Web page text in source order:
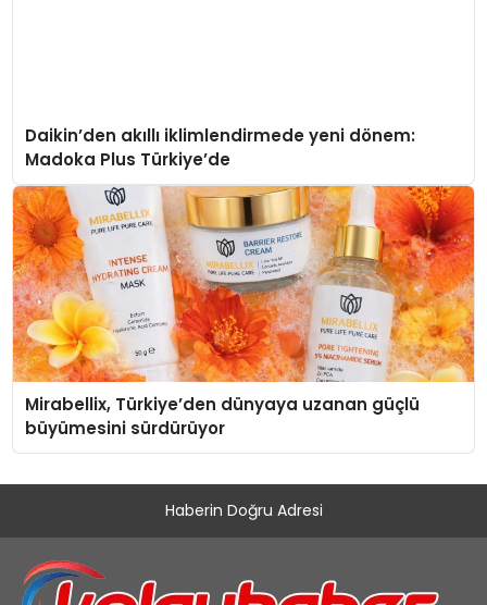
Daikin’den akıllı iklimlendirmede yeni dönem:
Madoka Plus Türkiye’de
Mirabellix, Türkiye’den dünyaya uzanan güçlü
büyümesini sürdürüyor
Haberin Doğru Adresi